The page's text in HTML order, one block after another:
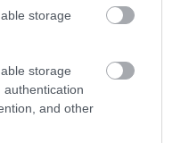
storage
storage
authentication
and other
τον